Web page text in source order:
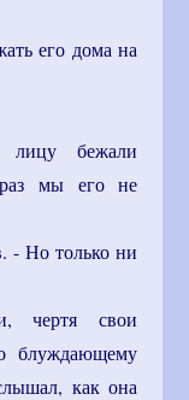
его дома на
бежали
мы его не
- Но только ни
чертя свои
блуждающему
как она